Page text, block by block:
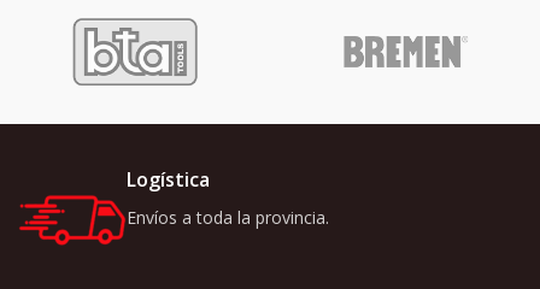
Logística
Envíos a toda la provincia.